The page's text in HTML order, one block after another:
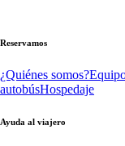
Reservamos
¿Quiénes somos?
autobúsHospedaje
Ayuda al viajero